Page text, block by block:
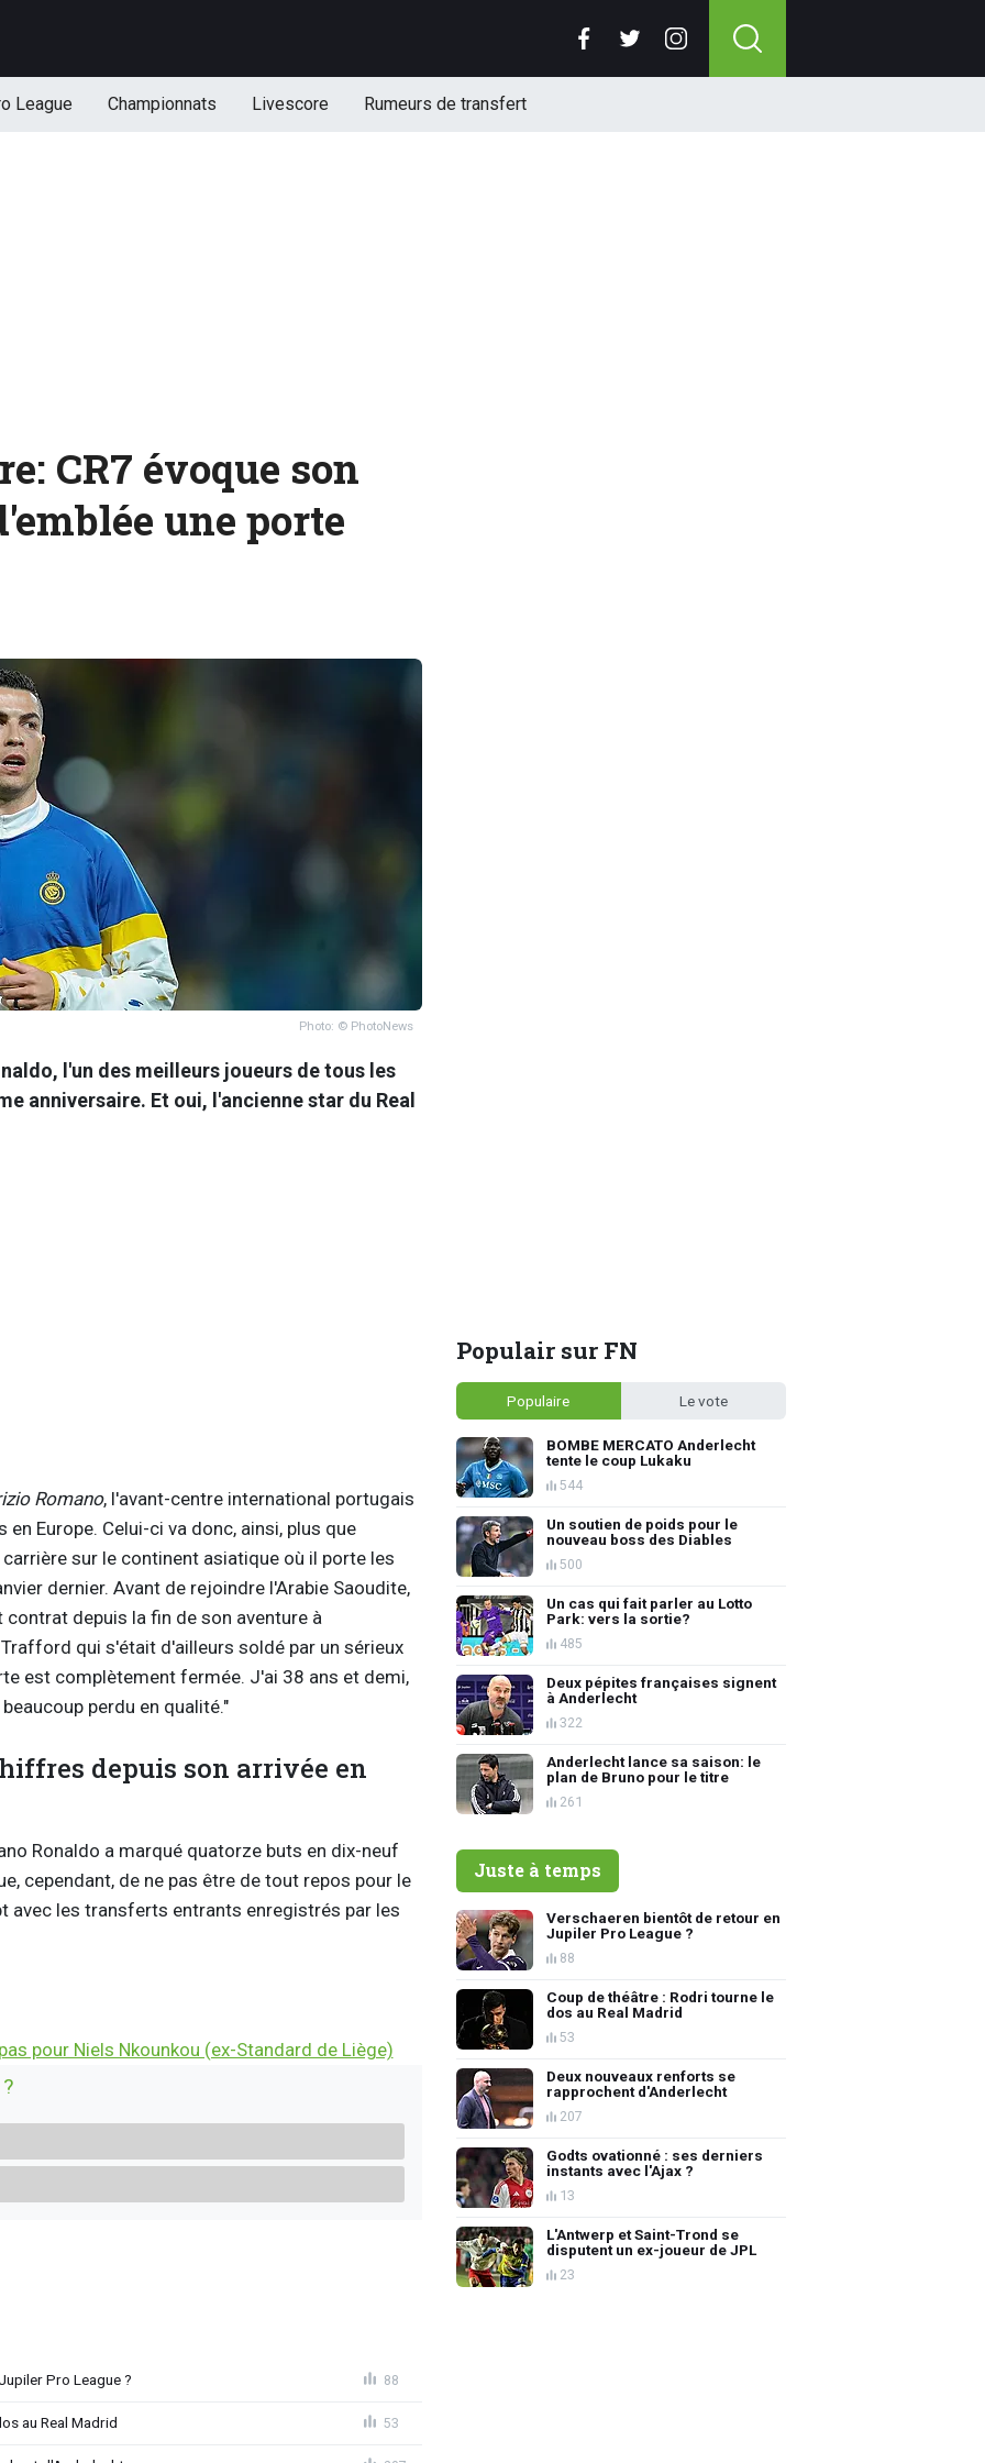
League Championnats Livescore Rumeurs de transfert
CR7 évoque son
une porte
Photo: © PhotoNews
l'un des meilleurs joueurs de tous les
anniversaire. Et oui, l'ancienne star du Real
Romano, l'avant-centre international portugais
Europe. Celui-ci va donc, ainsi, plus que
sur le continent asiatique où il porte les
dernier. Avant de rejoindre l'Arabie Saoudite,
depuis la fin de son aventure à
qui s'était d'ailleurs soldé par un sérieux
est complètement fermée. J'ai 38 ans et demi,
perdu en qualité."
depuis son arrivée en
Ronaldo a marqué quatorze buts en dix-neuf
cependant, de ne pas être de tout repos pour le
avec les transferts entrants enregistrés par les
pour Niels Nkounkou (ex-Standard de Liège)
Pro League ? 88
au Real Madrid 53
Populair sur FN
Populaire Le vote
BOMBE MERCATO Anderlecht
tente le coup Lukaku
544
Un soutien de poids pour le
nouveau boss des Diables
500
Un cas qui fait parler au Lotto
Park: vers la sortie?
485
Deux pépites françaises signent
à Anderlecht
322
Anderlecht lance sa saison: le
plan de Bruno pour le titre
261
Juste à temps
Verschaeren bientôt de retour en
Jupiler Pro League ?
88
Coup de théâtre : Rodri tourne le
dos au Real Madrid
53
Deux nouveaux renforts se
rapprochent d'Anderlecht
207
Godts ovationné : ses derniers
instants avec l'Ajax ?
13
L'Antwerp et Saint-Trond se
disputent un ex-joueur de JPL
23